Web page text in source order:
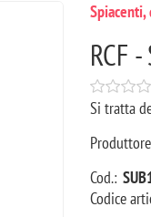
RCF
Si tratta
Cod.:
Codice